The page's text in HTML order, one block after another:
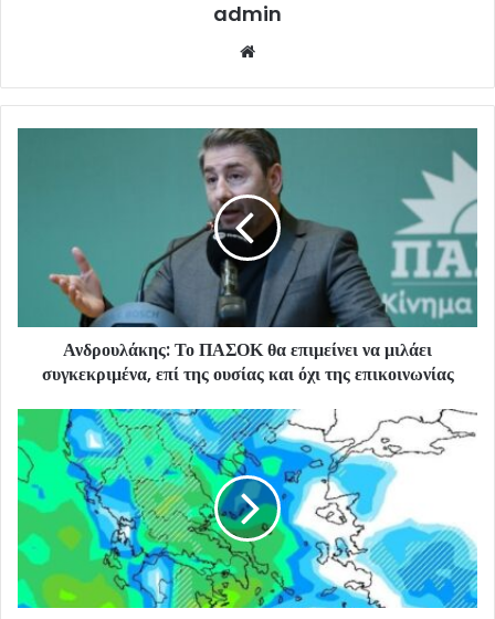
admin
Ανδρουλάκης: Το ΠΑΣΟΚ θα επιμείνει να μιλάει
συγκεκριμένα, επί της ουσίας και όχι της επικοινωνίας